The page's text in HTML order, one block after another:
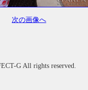
次の画像へ
G All rights reserved.